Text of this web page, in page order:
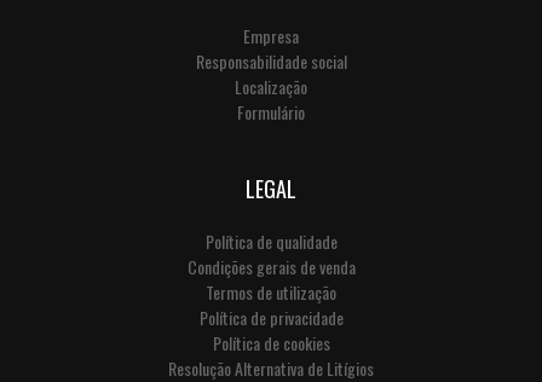
Empresa
Responsabilidade social
Localização
Formulário
LEGAL
Política de qualidade
Condições gerais de venda
Termos de utilização
Política de privacidade
Política de cookies
Resolução Alternativa de Litígios